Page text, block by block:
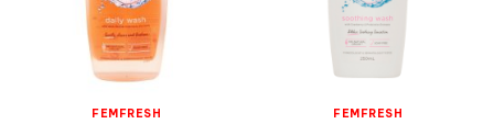
FEMFRESH FEMFRESH